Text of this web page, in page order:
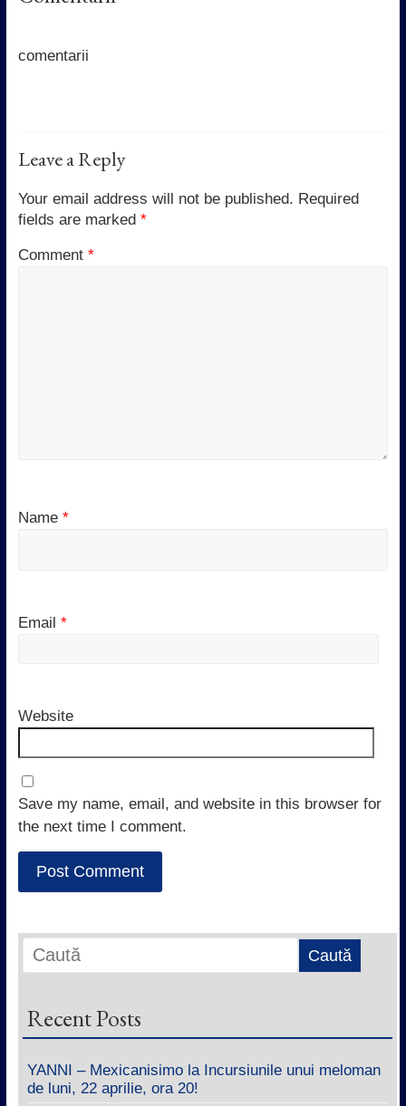
b
k
t
s
p
e
comentarii
Leave a Reply
Your email address will not be published. Required
fields are marked *
Comment *
Name *
Email *
Website
Save my name, email, and website in this browser for
the next time I comment.
Recent Posts
YANNI – Mexicanisimo la Incursiunile unui meloman
de luni, 22 aprilie, ora 20!